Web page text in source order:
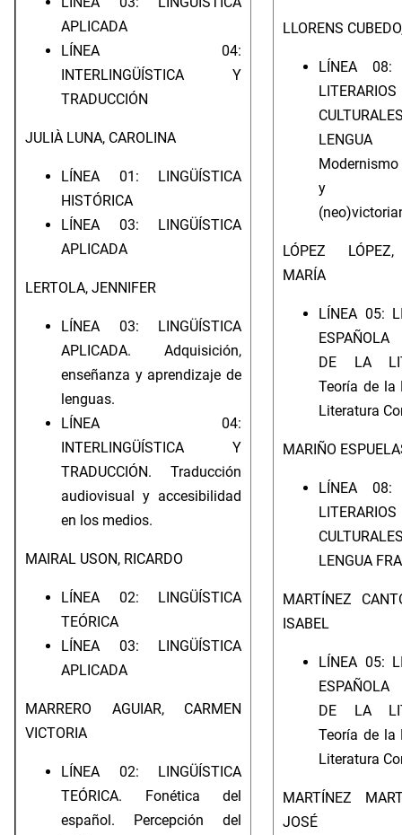
APLICADA
LÍNEA 04:
INTERLINGÜÍSTICA Y
TRADUCCIÓN
JULIÀ LUNA, CAROLINA
LÍNEA 01: LINGÜÍSTICA
HISTÓRICA
LÍNEA 03: LINGÜÍSTICA
APLICADA
LERTOLA, JENNIFER
LÍNEA 03: LINGÜÍSTICA
APLICADA. Adquisición,
enseñanza y aprendizaje de
lenguas.
LÍNEA 04:
INTERLINGÜÍSTICA Y
TRADUCCIÓN. Traducción
audiovisual y accesibilidad
en los medios.
MAIRAL USON, RICARDO
LÍNEA 02: LINGÜÍSTICA
TEÓRICA
LÍNEA 03: LINGÜÍSTICA
APLICADA
MARRERO AGUIAR, CARMEN
VICTORIA
LÍNEA 02: LINGÜÍSTICA
TEÓRICA. Fonética del
español. Percepción del
LLORENS
LÍNEA 08:
LENGUA
y
LÓPEZ
MARÍA
LÍNEA 05:
DE LA
Teoría de la
Literatura
MARIÑO
LÍNEA 08:
LENGUA
MARTÍNEZ
ISABEL
LÍNEA 05:
DE LA
Teoría de la
Literatura
MARTÍNEZ
JOSÉ